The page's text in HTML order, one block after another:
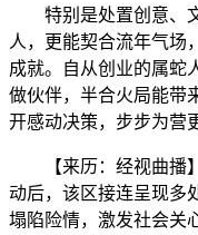
特别是处置创意、文
人，更能契合流年气场
成就。自从创业的属蛇
做伙伴，半合火局能带
开感动决策，步步为营
【来历：经视曲播】
动后，该区接连呈现多
塌陷险情，激发社会关